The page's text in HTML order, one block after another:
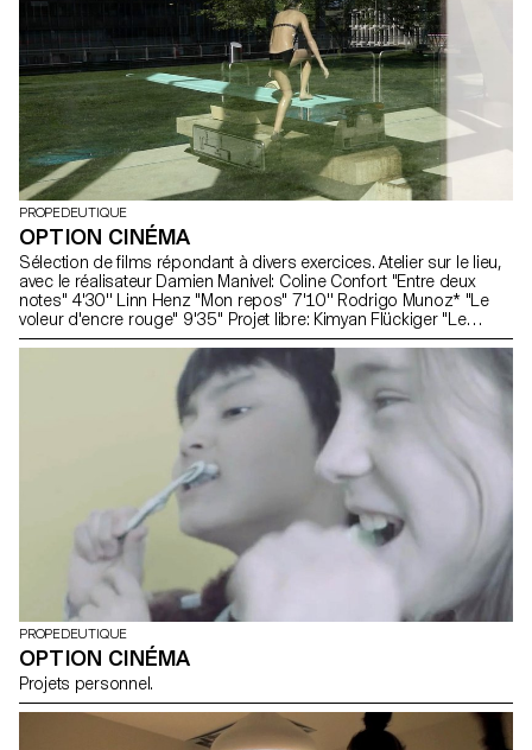
PROPEDEUTIQUE
OPTION CINÉMA
Sélection de films répondant à divers exercices. Atelier sur le lieu,
avec le réalisateur Damien Manivel: Coline Confort "Entre deux
notes" 4'30'' Linn Henz "Mon repos" 7'10'' Rodrigo Munoz* "Le
voleur d'encre rouge" 9'35'' Projet libre: Kimyan Flückiger "Le
nomade" 9'02'' Fanny Reynaud "La morsure" 6'55'' GANZ GANZ,
dix regards sur le prix d'honneur du cinéma suisse 2017 (Bruno
Ganz), en partenariat avec la RTS: Rodrigo Munoz "Le journal"
3'13'' *Damien Manivel a rédigé ces quelques lignes pour
accompagner le film de Rodrigo Munoz "Le voleur d'encre rouge"
: "Nous sommes partis d'une contrainte : fabriquer une fiction à
partir d'un lieu. L'immensité des bâtiments, la gare déserte, le
téléphérique... dès les photos de repérage, la fascination de
Rodrigo pour ces espaces était palpable. Sa très belle idée a été
d'y confronter le corps de son petit frère, une enfance dans le
monde... Tout était déjà là mais Rodrigo y a apporté la douceur de
son regard, l'exercice s'est changé en film. Damien Manivel"
PROPEDEUTIQUE
OPTION CINÉMA
Projets personnel.